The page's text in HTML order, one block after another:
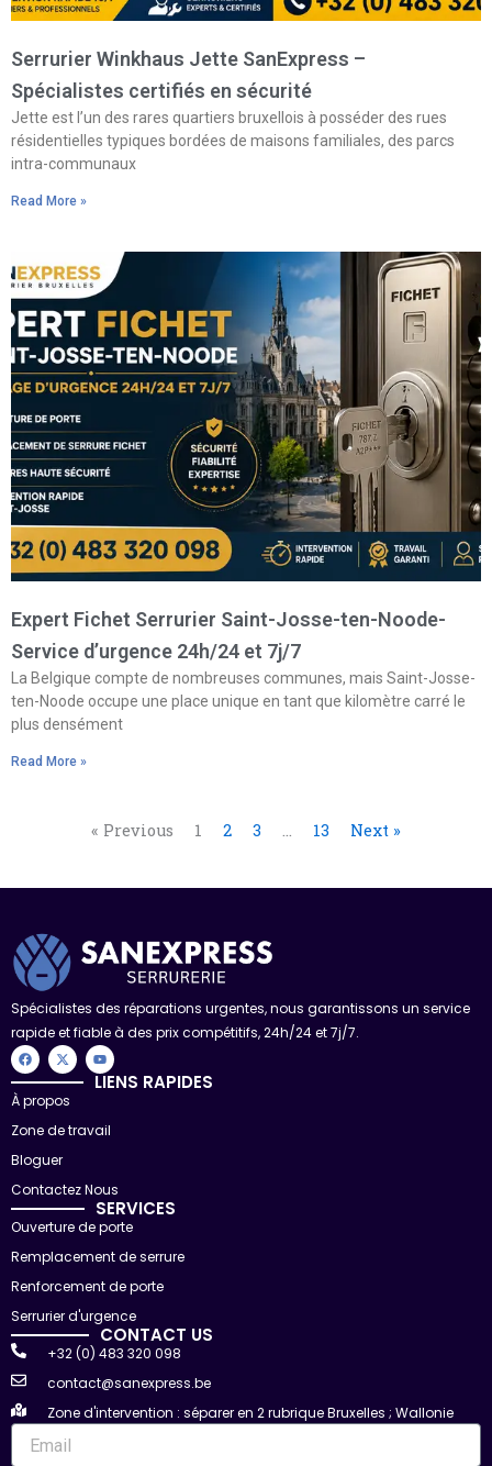
Serrurier Winkhaus Jette SanExpress –
Spécialistes certifiés en sécurité
Jette est l’un des rares quartiers bruxellois à posséder des rues
résidentielles typiques bordées de maisons familiales, des parcs
intra-communaux
Read More »
Expert Fichet Serrurier Saint-Josse-ten-Noode-
Service d’urgence 24h/24 et 7j/7
La Belgique compte de nombreuses communes, mais Saint-Josse-
ten-Noode occupe une place unique en tant que kilomètre carré le
plus densément
Read More »
« Previous 1 2 3 … 13 Next »
Spécialistes des réparations urgentes, nous garantissons un service
rapide et fiable à des prix compétitifs, 24h/24 et 7j/7.
F
a
c
b
o
X
-
t
i
t
r
Y
o
u
t
e
LIENS RAPIDES
À propos
Zone de travail
Bloguer
Contactez Nous
SERVICES
Ouverture de porte
Remplacement de serrure
Renforcement de porte
Serrurier d'urgence
CONTACT US
+32 (0) 483 320 098
contact@sanexpress.be
Zone d'intervention : séparer en 2 rubrique Bruxelles ; Wallonie